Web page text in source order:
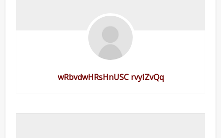
wRbvdwHRsHnUSC rvyIZvQq